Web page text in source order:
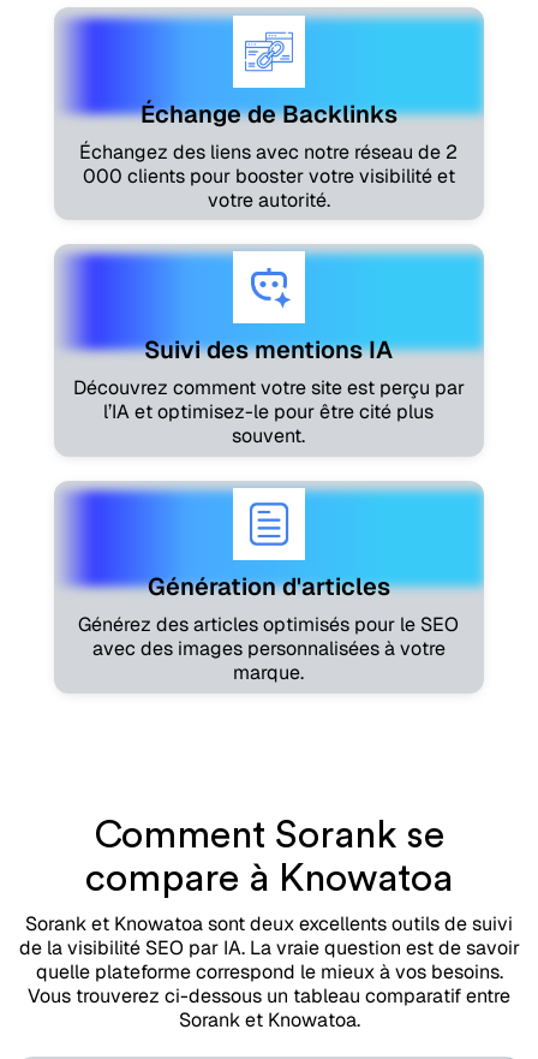
Échange de Backlinks
Échangez des liens avec notre réseau de 2
000 clients pour booster votre visibilité et
votre autorité.
Suivi des mentions IA
Découvrez comment votre site est perçu par
l’IA et optimisez-le pour être cité plus
souvent.
Génération d'articles
Générez des articles optimisés pour le SEO
avec des images personnalisées à votre
marque.
Comment Sorank se
compare à Knowatoa
Sorank et Knowatoa sont deux excellents outils de suivi
de la visibilité SEO par IA. La vraie question est de savoir
quelle plateforme correspond le mieux à vos besoins.
Vous trouverez ci-dessous un tableau comparatif entre
Sorank et Knowatoa.